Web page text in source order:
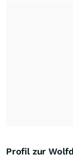
Profil zur